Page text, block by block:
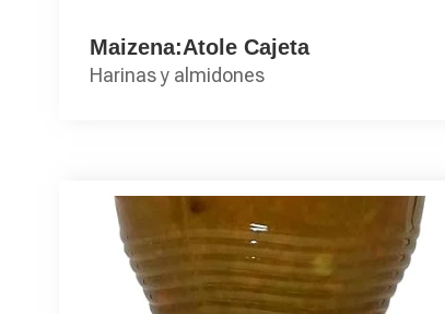
Maizena:Atole Cajeta
Harinas y almidones